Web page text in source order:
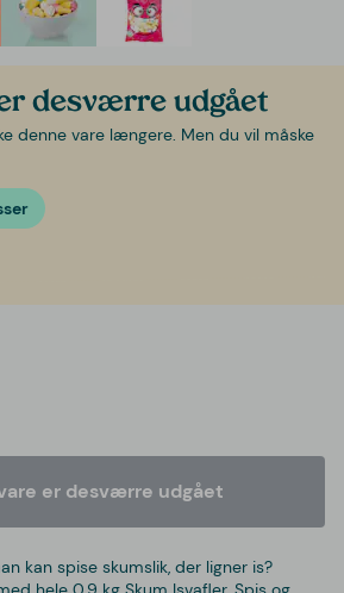
desværre udgået
denne vare længere. Men du vil måske
er desværre udgået
kan spise skumslik, der ligner is?